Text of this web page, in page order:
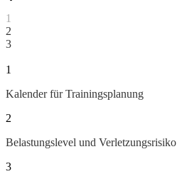
1
2
3
1
Kalender für Trainingsplanung
2
Belastungslevel und Verletzungsrisiko
3